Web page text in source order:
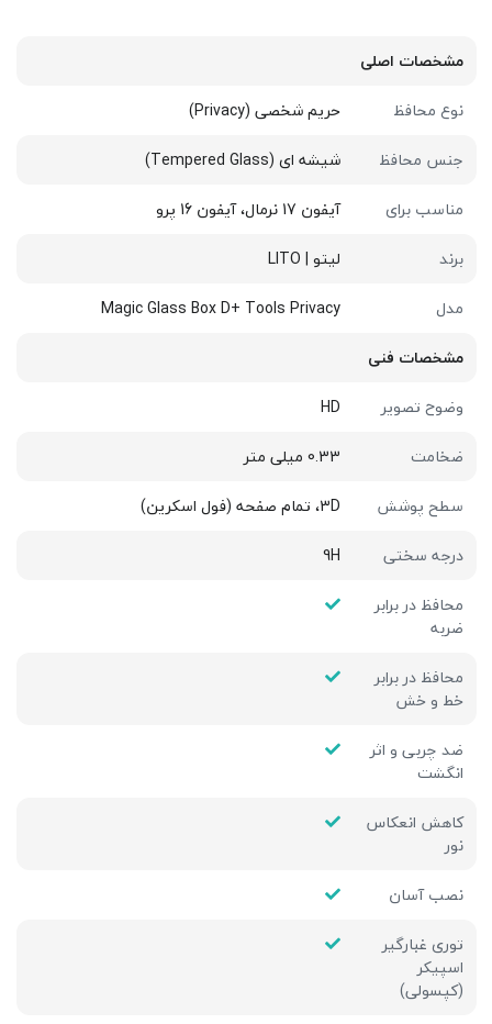
مشخصات اصلی
نوع محافظ
حریم شخصی (Privacy)
جنس محافظ
شیشه ای (Tempered Glass)
مناسب برای
آیفون 17 نرمال، آیفون 16 پرو
برند
لیتو | LITO
مدل
Magic Glass Box D+ Tools Privacy
مشخصات فنی
وضوح تصویر
HD
ضخامت
0.33 میلی متر
سطح پوشش
3D، تمام صفحه (فول اسکرین)
درجه سختی
9H
محافظ در برابر
ضربه
محافظ در برابر
خط و خش
ضد چربی و اثر
انگشت
کاهش انعکاس
نور
نصب آسان
توری غبارگیر
اسپیکر
(کپسولی)